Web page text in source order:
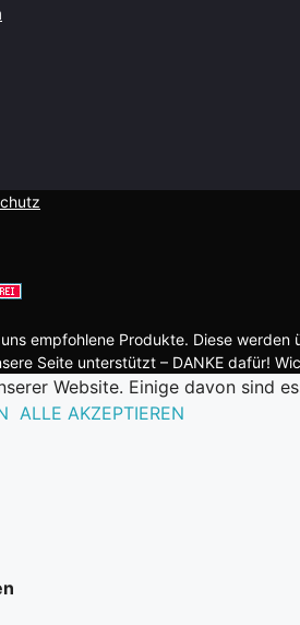
empfohlene Produkte. Diese
Seite unterstützt – DANKE dafür!
Website. Einige davon sind
ALLE AKZEPTIEREN